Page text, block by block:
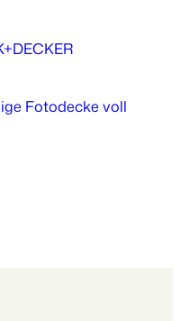
Fotodecke voll